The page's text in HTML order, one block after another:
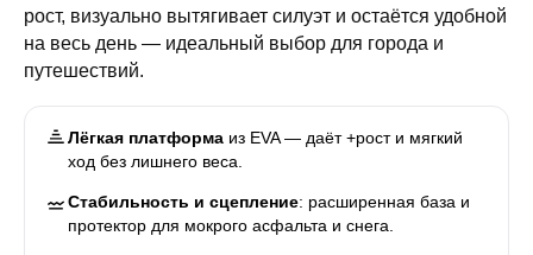
рост, визуально вытягивает силуэт и остаётся удобной
на весь день — идеальный выбор для города и
путешествий.
Лёгкая платформа из EVA — даёт +рост и мягкий
ход без лишнего веса.
Стабильность и сцепление: расширенная база и
протектор для мокрого асфальта и снега.